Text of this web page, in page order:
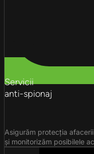
Servicii
anti-spionaj
Asigurăm protecția
și monitorizăm posibilele